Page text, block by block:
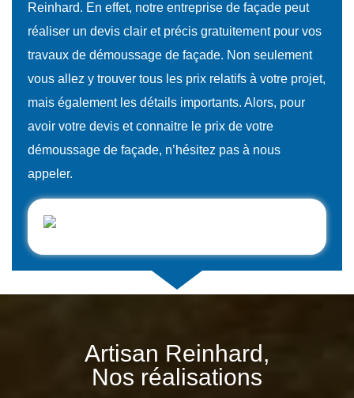
Reinhard. En effet, notre entreprise de façade peut
réaliser un devis clair et précis gratuitement pour vos
travaux de démoussage de façade. Non seulement
vous allez y trouver tous les prix relatifs à votre projet,
mais également les détails importants. Alors, pour
avoir votre devis et connaitre le prix de votre
démoussage de façade, n’hésitez pas à nous
appeler.
Artisan Reinhard,
Nos réalisations